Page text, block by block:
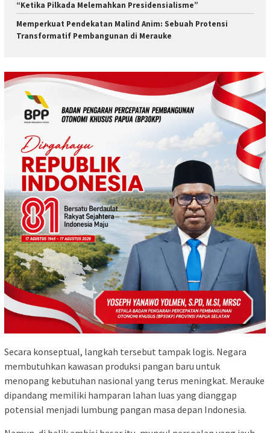
“Ketika Pilkada Melemahkan Presidensialisme”
Memperkuat Pendekatan Malind Anim: Sebuah Protensi
Transformatif Pembangunan di Merauke
Secara konseptual, langkah tersebut tampak logis. Negara
membutuhkan kawasan produksi pangan baru untuk
menopang kebutuhan nasional yang terus meningkat. Merauke
dipandang memiliki hamparan lahan luas yang dianggap
potensial menjadi lumbung pangan masa depan Indonesia.